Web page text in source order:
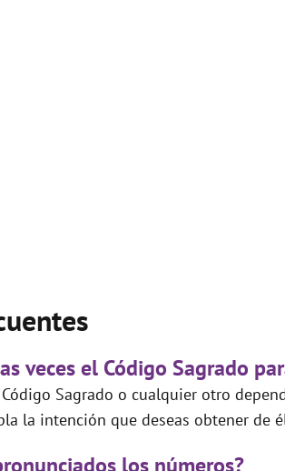
veces el Código Sagrado
Sagrado o cualquier otro
la intención que deseas obtener de
los números?